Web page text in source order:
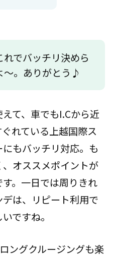
れでバッチリ決めら
～。ありがとう♪
て、車でもI.Cから近
れている上越国際ス
もバッチリ対応。も
オススメポイントが
。一日では周りきれ
は、リピート利用で
ですね。
ングクルージングも楽